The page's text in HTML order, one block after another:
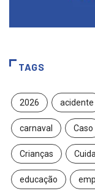
TAGS
2026 acidente
carnaval Caso
Crianças
educação